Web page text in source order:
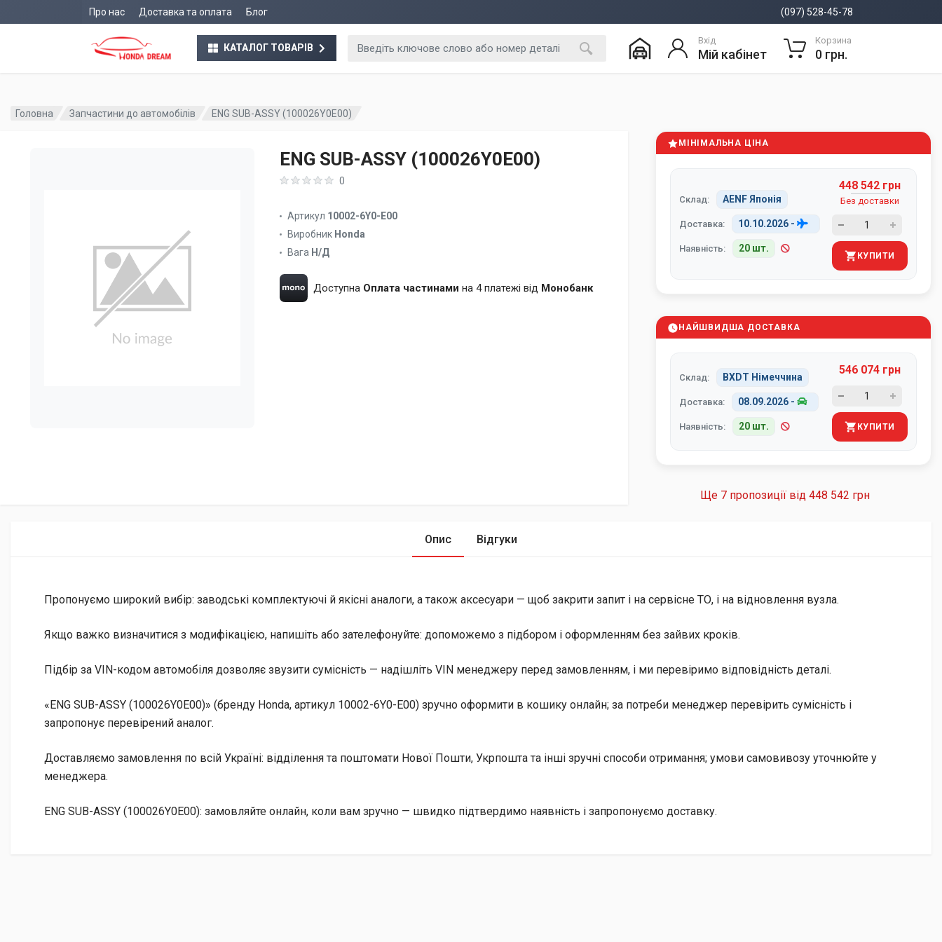
Про нас Доставка та оплата Блог (097) 528-45-78
КАТАЛОГ ТОВАРІВ
Вхід
Мій кабінет
Корзина
0 грн.
Головна Запчастини до автомобілів ENG SUB-ASSY (100026Y0E00)
ENG SUB-ASSY (100026Y0E00)
0
Артикул 10002-6Y0-E00
Виробник Honda
Вага Н/Д
Доступна Оплата частинами на 4 платежі від Монобанк
МІНІМАЛЬНА ЦІНА
Склад: AENF Японія
Доставка: 10.10.2026 -
Наявність: 20 шт.
448 542 грн
Без доставки
КУПИТИ
НАЙШВИДША ДОСТАВКА
Склад: BXDT Німеччина
Доставка: 08.09.2026 -
Наявність: 20 шт.
546 074 грн
КУПИТИ
Ще 7 пропозиції від 448 542 грн
Опис Відгуки
Пропонуємо широкий вибір: заводські комплектуючі й якісні аналоги, а також аксесуари — щоб закрити запит і на сервісне ТО, і на відновлення вузла.
Якщо важко визначитися з модифікацією, напишіть або зателефонуйте: допоможемо з підбором і оформленням без зайвих кроків.
Підбір за VIN-кодом автомобіля дозволяє звузити сумісність — надішліть VIN менеджеру перед замовленням, і ми перевіримо відповідність деталі.
«ENG SUB-ASSY (100026Y0E00)» (бренду Honda, артикул 10002-6Y0-E00) зручно оформити в кошику онлайн; за потреби менеджер перевірить сумісність і
запропонує перевірений аналог.
Доставляємо замовлення по всій Україні: відділення та поштомати Нової Пошти, Укрпошта та інші зручні способи отримання; умови самовивозу уточнюйте у
менеджера.
ENG SUB-ASSY (100026Y0E00): замовляйте онлайн, коли вам зручно — швидко підтвердимо наявність і запропонуємо доставку.